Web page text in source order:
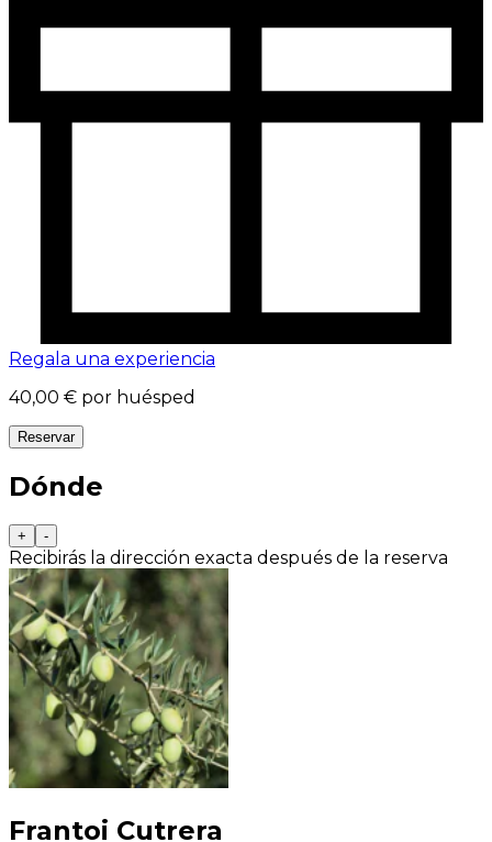
Regala una experiencia
40,00 € por huésped
Reservar
Dónde
+ -
Recibirás la dirección exacta después de la reserva
Frantoi Cutrera